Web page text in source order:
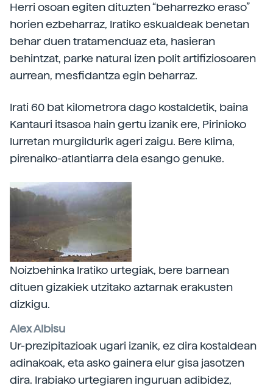
Herri osoan egiten dituzten “beharrezko eraso”
horien ezbeharraz, Iratiko eskualdeak benetan
behar duen tratamenduaz eta, hasieran
behintzat, parke natural izen polit artifiziosoaren
aurrean, mesfidantza egin beharraz.
Irati 60 bat kilometrora dago kostaldetik, baina
Kantauri itsasoa hain gertu izanik ere, Pirinioko
lurretan murgildurik ageri zaigu. Bere klima,
pirenaiko-atlantiarra dela esango genuke.
Noizbehinka Iratiko urtegiak, bere barnean
dituen gizakiek utzitako aztarnak erakusten
dizkigu.
Alex Albisu
Ur-prezipitazioak ugari izanik, ez dira kostaldean
adinakoak, eta asko gainera elur gisa jasotzen
dira. Irabiako urtegiaren inguruan adibidez,